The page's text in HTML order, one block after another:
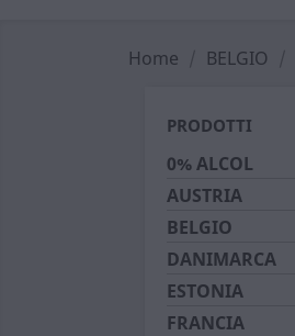
Home BELGIO
PRODOTTI
0% ALCOL
AUSTRIA
BELGIO
DANIMARCA
ESTONIA
FRANCIA